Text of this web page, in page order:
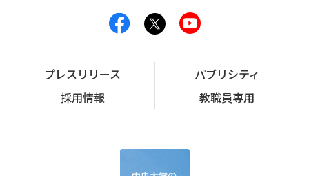
プレスリリース
パブリシティ
採用情報
教職員専用